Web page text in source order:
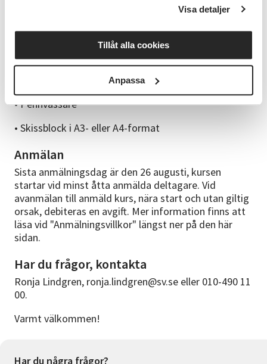
Visa detaljer
Tillåt alla cookies
Anpassa
• Blyertspenna, om du vill ta med i olika hårdhet, ex
2B, 4B och 6B, så kan du testa vad som passar bäst.
• Pennvässare
• Skissblock i A3- eller A4-format
Anmälan
Sista anmälningsdag är den 26 augusti, kursen
startar vid minst åtta anmälda deltagare. Vid
avanmälan till anmäld kurs, nära start och utan giltig
orsak, debiteras en avgift. Mer information finns att
läsa vid "Anmälningsvillkor" längst ner på den här
sidan.
Har du frågor, kontakta
Ronja Lindgren, ronja.lindgren@sv.se eller 010-490 11
00.
Varmt välkommen!
Har du några frågor?